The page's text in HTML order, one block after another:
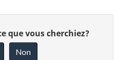
que vous cherchiez?
Non